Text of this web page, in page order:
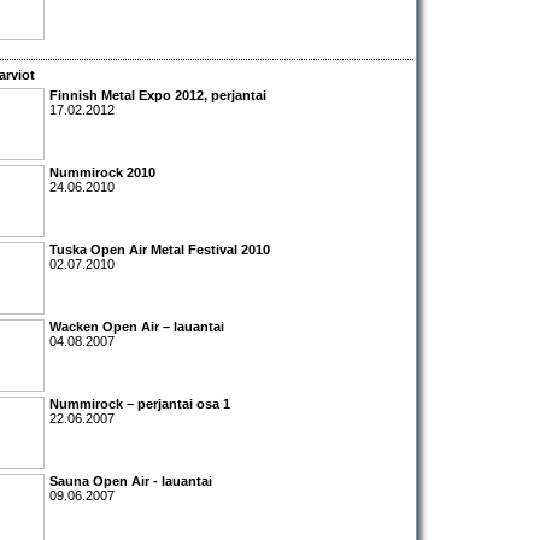
Finnish Metal Expo 2012, perjantai
17.02.2012
Nummirock 2010
24.06.2010
Tuska Open Air Metal Festival 2010
02.07.2010
Wacken Open Air – lauantai
04.08.2007
Nummirock – perjantai osa 1
22.06.2007
Sauna Open Air - lauantai
09.06.2007